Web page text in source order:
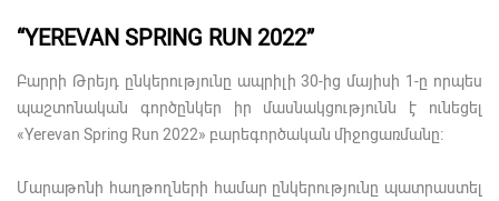
“YEREVAN SPRING RUN 2022”
Բարրի Թրեյդ ընկերությունը ապրիլի 30-ից մայիսի 1-ը որպես
պաշտոնական գործընկեր իր մասնակցությունն է ունեցել
«Yerevan Spring Run 2022» բարեգործական միջոցառմանը։
Մարաթոնի հաղթողների համար ընկերությունը պատրաստել